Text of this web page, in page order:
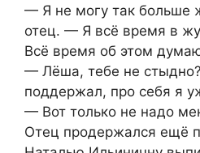
— Я не могу так больше
отец. — Я всё время в
Всё время об этом
— Лёша, тебе не
поддержал, про себя я
— Вот только не надо
Отец продержался ещё